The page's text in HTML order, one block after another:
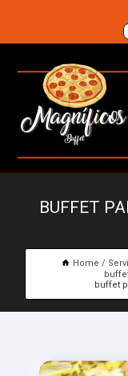
BUFFET
Home
buffet